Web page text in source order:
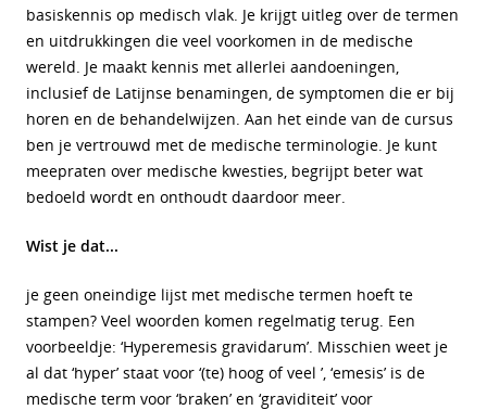
basiskennis op medisch vlak. Je krijgt uitleg over de termen
en uitdrukkingen die veel voorkomen in de medische
wereld. Je maakt kennis met allerlei aandoeningen,
inclusief de Latijnse benamingen, de symptomen die er bij
horen en de behandelwijzen. Aan het einde van de cursus
ben je vertrouwd met de medische terminologie. Je kunt
meepraten over medische kwesties, begrijpt beter wat
bedoeld wordt en onthoudt daardoor meer.
Wist je dat...
je geen oneindige lijst met medische termen hoeft te
stampen? Veel woorden komen regelmatig terug. Een
voorbeeldje: ‘Hyperemesis gravidarum’. Misschien weet je
al dat ‘hyper’ staat voor ‘(te) hoog of veel ’, ‘emesis’ is de
medische term voor ‘braken’ en ‘graviditeit’ voor